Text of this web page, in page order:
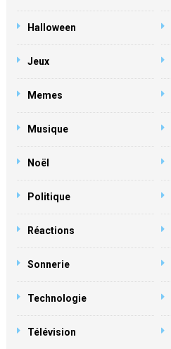
Halloween
Jeux
Memes
Musique
Noël
Politique
Réactions
Sonnerie
Technologie
Télévision